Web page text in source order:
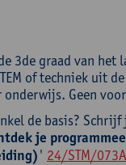
3de graad van het
of techniek uit
onderwijs. Geen
de basis?
je
' 24/STM/073A